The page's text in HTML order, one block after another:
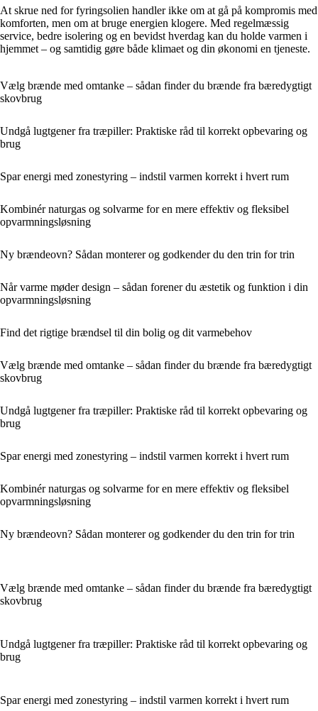
At skrue ned for fyringsolien handler ikke om at gå på kompromis med
komforten, men om at bruge energien klogere. Med regelmæssig
service, bedre isolering og en bevidst hverdag kan du holde varmen i
hjemmet – og samtidig gøre både klimaet og din økonomi en tjeneste.
Vælg brænde med omtanke – sådan finder du brænde fra bæredygtigt
skovbrug
Undgå lugtgener fra træpiller: Praktiske råd til korrekt opbevaring og
brug
Spar energi med zonestyring – indstil varmen korrekt i hvert rum
Kombinér naturgas og solvarme for en mere effektiv og fleksibel
opvarmningsløsning
Ny brændeovn? Sådan monterer og godkender du den trin for trin
Når varme møder design – sådan forener du æstetik og funktion i din
opvarmningsløsning
Find det rigtige brændsel til din bolig og dit varmebehov
Vælg brænde med omtanke – sådan finder du brænde fra bæredygtigt
skovbrug
Undgå lugtgener fra træpiller: Praktiske råd til korrekt opbevaring og
brug
Spar energi med zonestyring – indstil varmen korrekt i hvert rum
Kombinér naturgas og solvarme for en mere effektiv og fleksibel
opvarmningsløsning
Ny brændeovn? Sådan monterer og godkender du den trin for trin
Vælg brænde med omtanke – sådan finder du brænde fra bæredygtigt
skovbrug
Undgå lugtgener fra træpiller: Praktiske råd til korrekt opbevaring og
brug
Spar energi med zonestyring – indstil varmen korrekt i hvert rum